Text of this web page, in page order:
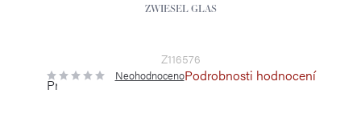
ZWIESEL GLAS
Z116576
Průměrné
hodnocení
NeohodnocenoPodrobnosti hodnocení